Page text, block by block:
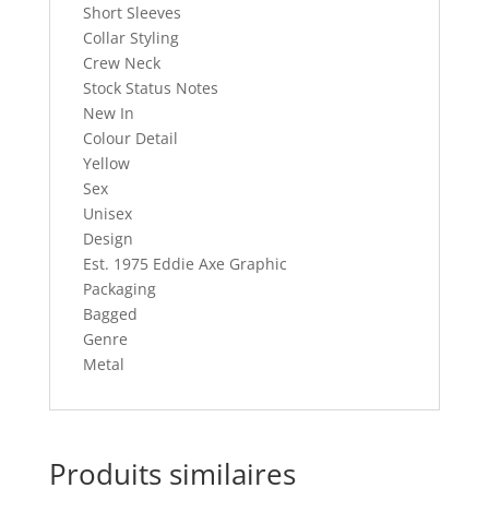
Short Sleeves
Collar Styling
Crew Neck
Stock Status Notes
New In
Colour Detail
Yellow
Sex
Unisex
Design
Est. 1975 Eddie Axe Graphic
Packaging
Bagged
Genre
Metal
Produits similaires